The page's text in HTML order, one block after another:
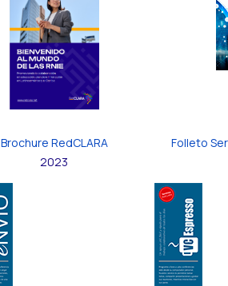
Brochure RedCLARA
2023
Folleto